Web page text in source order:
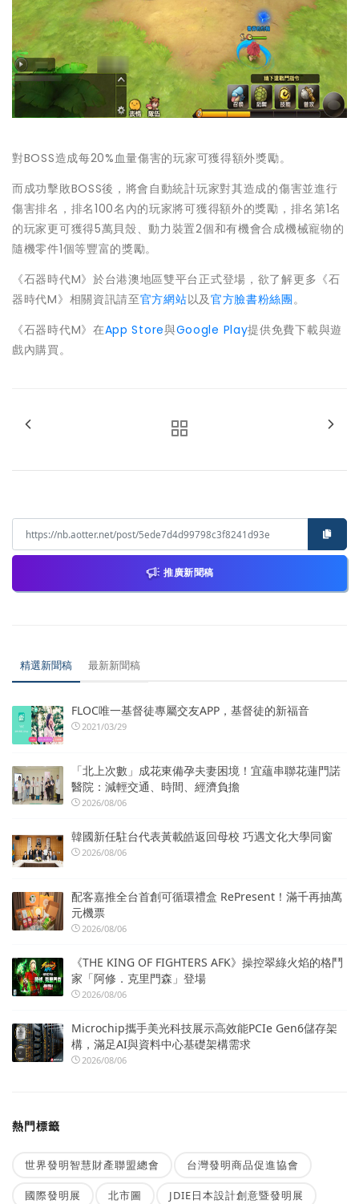
對BOSS造成每20%血量傷害的玩家可獲得額外獎勵。
而成功擊敗BOSS後，將會自動統計玩家對其造成的傷害並進行
傷害排名，排名100名內的玩家將可獲得額外的獎勵，排名第1名
的玩家更可獲得5萬貝殼、動力裝置2個和有機會合成機械寵物的
隨機零件1個等豐富的獎勵。
《石器時代M》於台港澳地區雙平台正式登場，欲了解更多《石
器時代M》相關資訊請至官方網站以及官方臉書粉絲團。
《石器時代M》在App Store與Google Play提供免費下載與遊
戲內購買。
推廣新聞稿
精選新聞稿 最新新聞稿
FLOC唯一基督徒專屬交友APP，基督徒的新福音
2021/03/29
「北上次數」成花東備孕夫妻困境！宜蘊串聯花蓮門諾
醫院：減輕交通、時間、經濟負擔
2026/08/06
韓國新任駐台代表黃載皓返回母校 巧遇文化大學同窗
2026/08/06
配客嘉推全台首創可循環禮盒 RePresent！滿千再抽萬
元機票
2026/08/06
《THE KING OF FIGHTERS AFK》操控翠綠火焰的格鬥
家「阿修．克里門森」登場
2026/08/06
Microchip攜手美光科技展示高效能PCIe Gen6儲存架
構，滿足AI與資料中心基礎架構需求
2026/08/06
熱門標籤
世界發明智慧財產聯盟總會 台灣發明商品促進協會
國際發明展 北市圖 JDIE日本設計創意暨發明展